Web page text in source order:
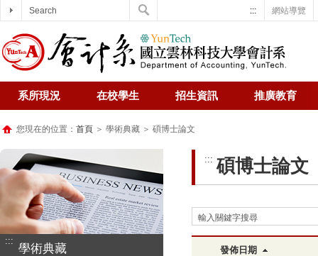
網站導覽
:::
系所現況 在校學生 招生資訊 推廣教育
您現在的位置： 首頁 ＞ 學術典藏 ＞ 碩博士論文
:::
學術典藏
::: 碩博士論文
發佈日期
Search
輸入關鍵字搜尋